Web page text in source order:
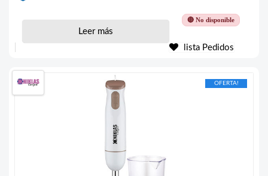
🔴 No disponible
Leer más
lista Pedidos
OFERTA!